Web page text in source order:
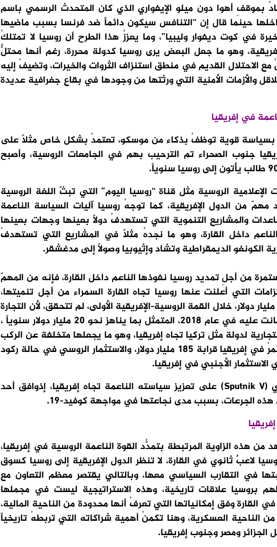
بموقفِ أهوا دون ميلو الإيفواري الذي كان المتحدث الرسمي باسم
حينما قال إن “التنافس سيكون دائماً ضد فرنسا بسبب ماضيها
في كوت ديفوار وليبيا”، وما يعززُ هذا الطرح أن روسيا لا تمتلكُ
وهو ما جعل البعض يرى روسيا كدولة محررة، رغم أنها محتلٌّ
الاحتلال القديم في منطق استنزاف الثروات والخيرات، وتضيفُ إليه
والأزمات الأمنية التي ورثتها من وجودها في بقاع جغرافية عديدة
في إفريقيا
بسياسة قوية توظفُ بذكاء من موسكو، تعتمدُ بشكل خاص مثلاً على
جنوب الصحراء تم الترحيب بهم في الجامعات الروسية، وأصبح
الروسية مثل قناة “روسيا اليوم” التي تبثّ اللغة الروسية
من الدول الإفريقية، كما توجهُ روسيا آليات السياسة الناعمة
والمشاريع التنموية التي تستهدفُ دولاً بعينها وجهات بعينها
داخل القارة، وهو ما نجدهُ مثلاً في المشاريع التي تستهدفُ
الكونغو الديمقراطية وتشاد وإثيوبيا وصولاً إلى مدغشقر.
من أجلِ تمديد روسيا نفوذها الناعم داخل القارة، فإنه من المهمّ
التي أعلنت عنها روسيا تجاه القارة السمراء من أجل تنميتها،
والمتمثلة بما قيمته 11.2 مليار دولار، خلال القمة الروسية-الإفريقية الأولى، لم تتحقق، لأن التجارة
في عام 2021 تعادل ما كانت عليه في عام 2018، المتمثل بما يناهز نحو 20 مليار دولار سنوياً ،
لدولة مثل تركيا تجاه إفريقيا، وهو ما يجعلها متخلفة عن الركب
مقارنة بالصين التي تستثمرُ في إفريقيا قرابة 185 مليار دولار، والاستثمار الروسي في حالة ركود
ولم يساعد اللقاح الروسي (Sputnik V) على تعزيز سياسته الناعمة تجاه إفريقيا، إذوافق أحد
الجرعات، بسبب مدى نجاعتها في مواجهة كوفيد-19.
من هذه الزاوية المرتبطة بتمدُّد القوة الناعمة الروسية في إفريقيا،
لاعبٌ ثانوي في القارة، لا تنظر الدول الإفريقية إلى روسيا كسوق
في التقارب السياسي معها، وبالتالي يقتصر معظم التعاون مع
بروسيا علاقات تاريخية، وهذه الاستراتيجية ليست في مجملها
القارة وفق إمكانياتها التي تعرفُ أنها محدودة من الناحية المالية،
الناحية العسكرية، وهنا تكمنُ أهمية شراكاته التي تربطهُ تاريخياً
ومصر وجنوب إفريقيا.